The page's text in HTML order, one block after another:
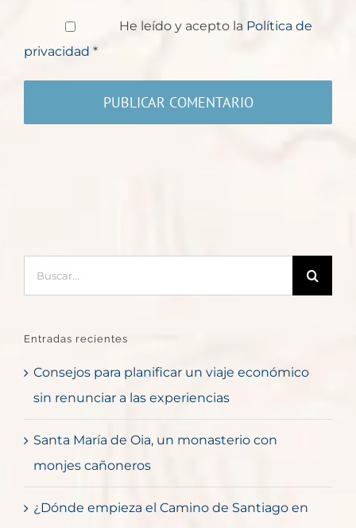
He leído y acepto la Política de
privacidad *
Entradas recientes
Consejos para planificar un viaje económico
sin renunciar a las experiencias
Santa María de Oia, un monasterio con
monjes cañoneros
¿Dónde empieza el Camino de Santiago en